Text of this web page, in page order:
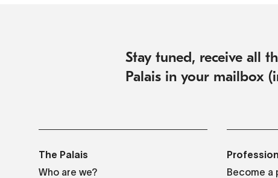
Stay tuned, receive all
Palais in your mailbox
The Palais
Who are we?
Become a